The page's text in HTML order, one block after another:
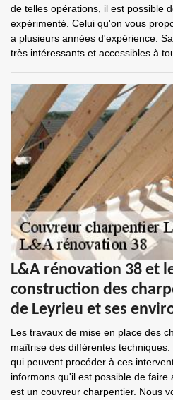
de telles opérations, il est possible
expérimenté. Celui qu'on vous
a plusieurs années d'expérience.
très intéressants et accessibles à
L&A rénovation 38 et
construction des
de Leyrieu et ses
Les travaux de mise en place des
maîtrise des différentes
qui peuvent procéder à ces
informons qu'il est possible de faire
est un couvreur charpentier. Nous